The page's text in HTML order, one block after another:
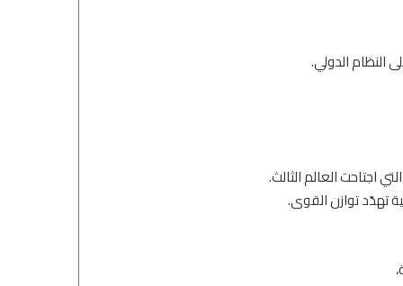
النظام الدولي.
اجتاحت العالم الثالث.
تهدّد توازن القوى.